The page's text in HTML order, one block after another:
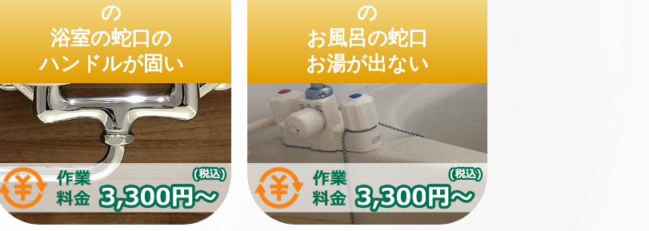
の
浴室の蛇口の
ハンドルが固い
の
お風呂の蛇口
お湯が出ない